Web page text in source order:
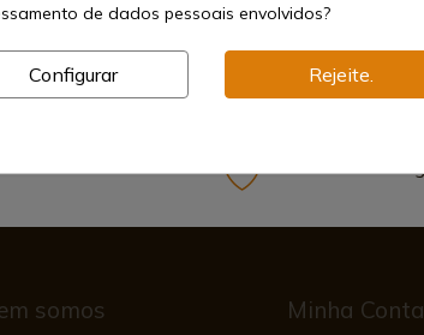
somos Minha Conta
de dados pessoais envolvidos?
Configurar Rejeite.